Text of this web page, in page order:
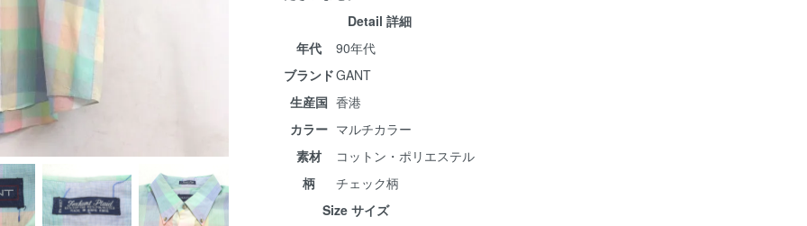
Detail 詳細
年代
90年代
ブランドGANT
生産国 香港
カラー マルチカラー
素材
コットン・ポリエステル
柄
チェック柄
Size サイズ